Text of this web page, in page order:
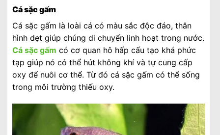
Cá sặc gấm
Cá sặc gấm là loài cá có màu sắc độc đáo, thân
hình dẹt giúp chúng di chuyển linh hoạt trong nước.
Cá sặc gấm có cơ quan hô hấp cấu tạo khá phức
tạp giúp nó có thể hút không khí và tự cung cấp
oxy để nuôi cơ thể. Từ đó cá sặc gấm có thể sống
trong môi trường thiếu oxy.